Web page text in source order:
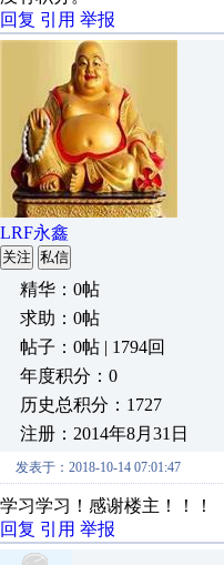
回复 引用 举报
LRF永鑫
关注 私信
精华：0帖
求助：0帖
帖子：0帖 | 1794回
年度积分：0
历史总积分：1727
注册：2014年8月31日
发表于：2018-10-14 07:01:47
学习学习！感谢楼主！！！
回复 引用 举报